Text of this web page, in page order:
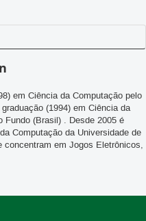
em Ciência da Computação pelo
(1994) em Ciência da
Fundo (Brasil) . Desde 2005 é
Computação da Universidade de
em Jogos Eletrônicos,